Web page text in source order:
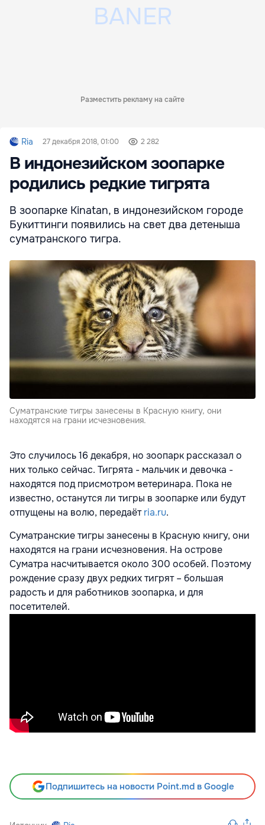
Разместить рекламу на сайте
Ria 27 декабря 2018, 01:00 2 282
В индонезийском зоопарке
родились редкие тигрята
В зоопарке Kinatan, в индонезийском городе
Букиттинги появились на свет два детеныша
суматранского тигра.
Суматранские тигры занесены в Красную книгу, они
находятся на грани исчезновения.
Это случилось 16 декабря, но зоопарк рассказал о
них только сейчас. Тигрята - мальчик и девочка -
находятся под присмотром ветеринара. Пока не
известно, останутся ли тигры в зоопарке или будут
отпущены на волю, передаётria.ru.
Суматранские тигры занесены в Красную книгу, они
находятся на грани исчезновения. На острове
Суматра насчитывается около 300 особей. Поэтому
рождение сразу двух редких тигрят – большая
радость и для работников зоопарка, и для
посетителей.
Подпишитесь на новости Point.md в Google